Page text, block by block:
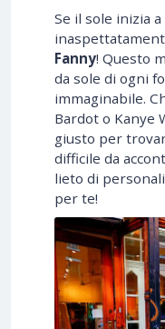
Se il sole inizia
Fanny! Questo
da sole di ogni
immaginabile.
Bardot o Kanye
giusto per
difficile da
lieto di
per te!